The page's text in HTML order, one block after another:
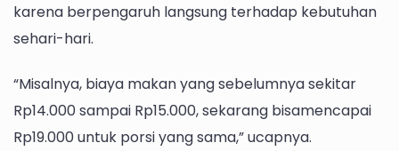
karena berpengaruh langsung terhadap kebutuhan
sehari-hari.
“Misalnya, biaya makan yang sebelumnya sekitar
Rp14.000 sampai Rp15.000, sekarang bisamencapai
Rp19.000 untuk porsi yang sama,” ucapnya.